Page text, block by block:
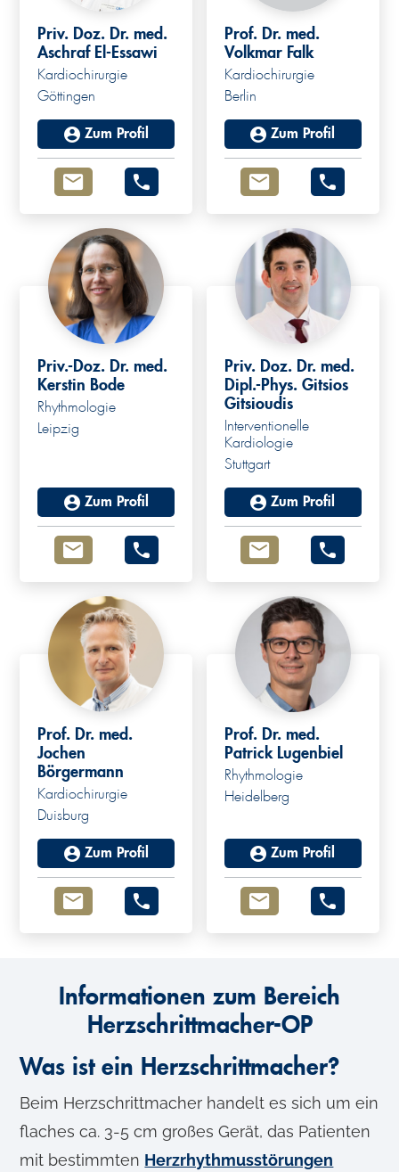
Priv. Doz. Dr. med.
Aschraf El-Essawi
Kardiochirurgie
Göttingen
Zum Profil
Prof. Dr. med.
Volkmar Falk
Kardiochirurgie
Berlin
Zum Profil
Priv.-Doz. Dr. med.
Kerstin Bode
Rhythmologie
Leipzig
Zum Profil
Priv. Doz. Dr. med.
Dipl.-Phys. Gitsios
Gitsioudis
Interventionelle
Kardiologie
Stuttgart
Zum Profil
Prof. Dr. med.
Jochen
Börgermann
Kardiochirurgie
Duisburg
Zum Profil
Prof. Dr. med.
Patrick Lugenbiel
Rhythmologie
Heidelberg
Zum Profil
Informationen zum Bereich
Herzschrittmacher-OP
Was ist ein Herzschrittmacher?
Beim Herzschrittmacher handelt es sich um ein
flaches ca. 3-5 cm großes Gerät, das Patienten
mit bestimmten Herzrhythmusstörungen